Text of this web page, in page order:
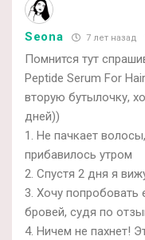
Seona 7 лет назад
Помнится тут
Peptide Serum For
вторую бутылочку,
дней))
1. Не пачкает
прибавилось утром
2. Спустя 2 дня я
3. Хочу попробовать
бровей, судя по
4. Ничем не пахнет!